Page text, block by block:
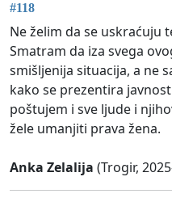
#118
Ne želim da se uskraćuju
Smatram da iza svega
smišljenija situacija, a ne
kako se prezentira
poštujem i sve ljude i
žele umanjiti prava žena.
Anka Zelalija (Trogir,